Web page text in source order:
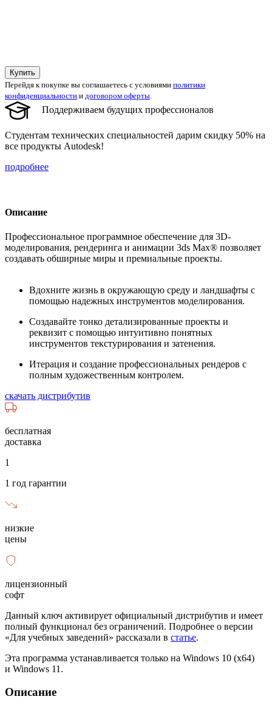
Купить
Перейдя к покупке вы соглашаетесь с условиями политики
конфиденциальности и договором оферты.
Поддерживаем будущих профессионалов
Студентам технических специальностей дарим скидку 50% на
все продукты Autodesk!
подробнее
Описание
Профессиональное программное обеспечение для 3D-
моделирования, рендеринга и анимации 3ds Max® позволяет
создавать обширные миры и премиальные проекты.
Вдохните жизнь в окружающую среду и ландшафты с
помощью надежных инструментов моделирования.
Создавайте тонко детализированные проекты и
реквизит с помощью интуитивно понятных
инструментов текстурирования и затенения.
Итерация и создание профессиональных рендеров с
полным художественным контролем.
скачать дистрибутив
бесплатная
доставка
1
1 год гарантии
низкие
цены
лицензионный
софт
Данный ключ активирует официальный дистрибутив и имеет
полный функционал без ограничений. Подробнее о версии
«Для учебных заведений» рассказали в статье.
Эта программа устанавливается только на Windows 10 (x64)
и Windows 11.
Описание